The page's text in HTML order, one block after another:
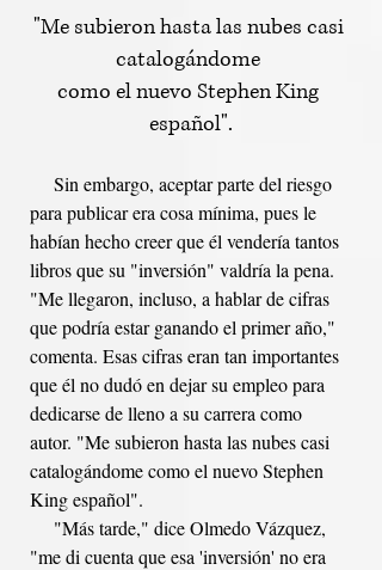
"Me subieron hasta las nubes casi
catalogándome
como el nuevo Stephen King
español".
para publicar era cosa mínima, pues le
habían hecho creer que él vendería tantos
libros que su "inversión" valdría la pena.
"Me llegaron, incluso, a hablar de cifras
que podría estar ganando el primer año,"
comenta. Esas cifras eran tan importantes
que él no dudó en dejar su empleo para
dedicarse de lleno a su carrera como
autor. "Me subieron hasta las nubes casi
catalogándome como el nuevo Stephen
King español".
"me di cuenta que esa 'inversión' no era